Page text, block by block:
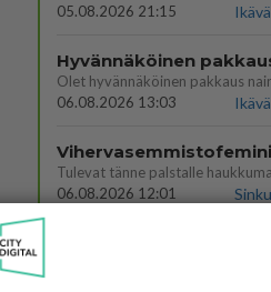
05.08.2026 21:15
Ikävä
Hyvännäköinen
Olet hyvännäköinen pakkaus
06.08.2026 13:03
Ikävä
06.08.2026 12:01